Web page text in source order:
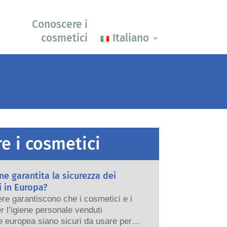
Conoscere i
cosmetici
Italiano
i cosmetici
garantita la sicurezza dei
Europa?
garantiscono che i cosmetici e i
l’igiene personale venduti
europea siano sicuri da usare per le